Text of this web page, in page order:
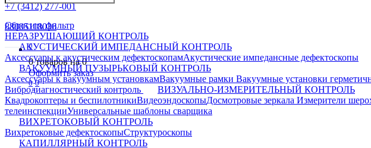
+7 (3412) 277-001
88005118036
0
0 товаров на0
Оформить заказ
0 0
Сбросить фильтр
НЕРАЗРУШАЮЩИЙ КОНТРОЛЬ
АКУСТИЧЕСКИЙ ИМПЕДАНСНЫЙ КОНТРОЛЬ
Аксессуары к акустическим дефектоскопамАкустические импедансные дефектоскопы
ВАКУУМНЫЙ ПУЗЫРЬКОВЫЙ КОНТРОЛЬ
Аксессуары к вакуумным установкамВакуумные рамки Вакуумные установки
Вибродиагностический контроль
ВИЗУАЛЬНО-ИЗМЕРИТЕЛЬНЫЙ КОНТРОЛЬ
Квадрокоптеры и беспилотникиВидеоэндоскопыДосмотровые зеркалаИзмерители
телеинспекцииУниверсальные шаблоны сварщика
ВИХРЕТОКОВЫЙ КОНТРОЛЬ
Вихретоковые дефектоскопыСтруктуроскопы
КАПИЛЛЯРНЫЙ КОНТРОЛЬ